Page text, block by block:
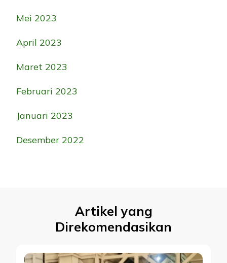
Mei 2023
April 2023
Maret 2023
Februari 2023
Januari 2023
Desember 2022
Artikel yang
Direkomendasikan